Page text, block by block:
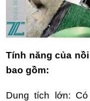
Tính năng của
bao gồm:
Dung tích lớn: